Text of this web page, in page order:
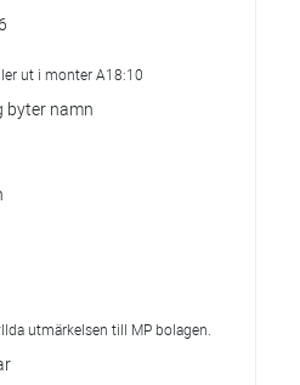
ut i monter A18:10
byter namn
utmärkelsen till MP bolagen.